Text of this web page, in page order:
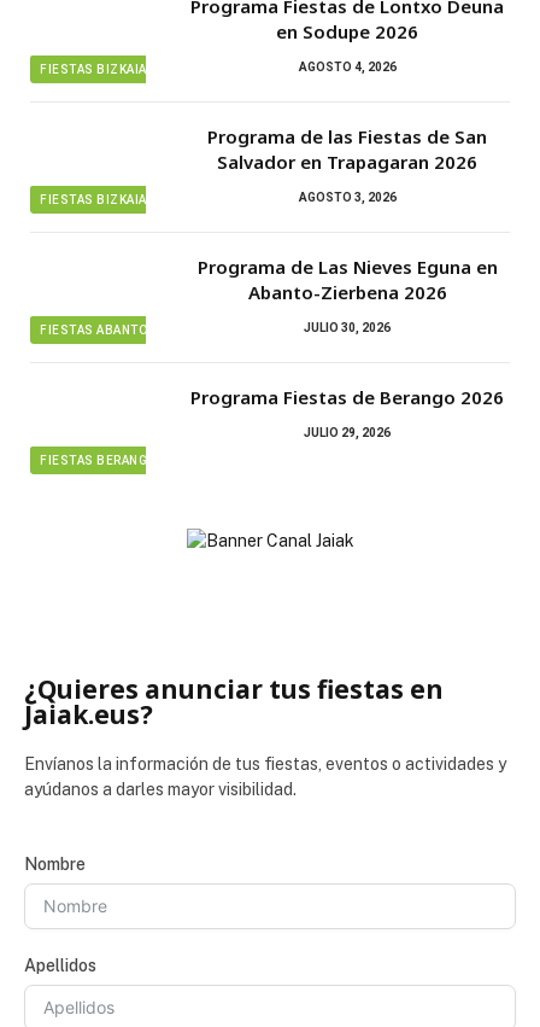
FIESTAS BIZKAIA
Programa Fiestas de Lontxo Deuna
en Sodupe 2026
AGOSTO 4, 2026
FIESTAS BIZKAIA
Programa de las Fiestas de San
Salvador en Trapagaran 2026
AGOSTO 3, 2026
FIESTAS ABANTO ZIERBENA
Programa de Las Nieves Eguna en
Abanto-Zierbena 2026
JULIO 30, 2026
FIESTAS BERANGO
Programa Fiestas de Berango 2026
JULIO 29, 2026
¿Quieres anunciar tus fiestas en
Jaiak.eus?
Envíanos la información de tus fiestas, eventos o actividades y
ayúdanos a darles mayor visibilidad.
Nombre
Apellidos